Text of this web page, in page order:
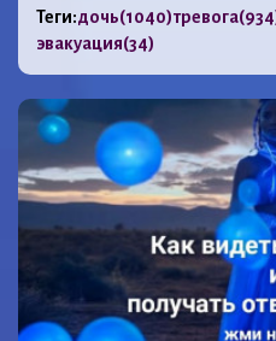
Теги:дочь(1040)тревога
эвакуация(34)